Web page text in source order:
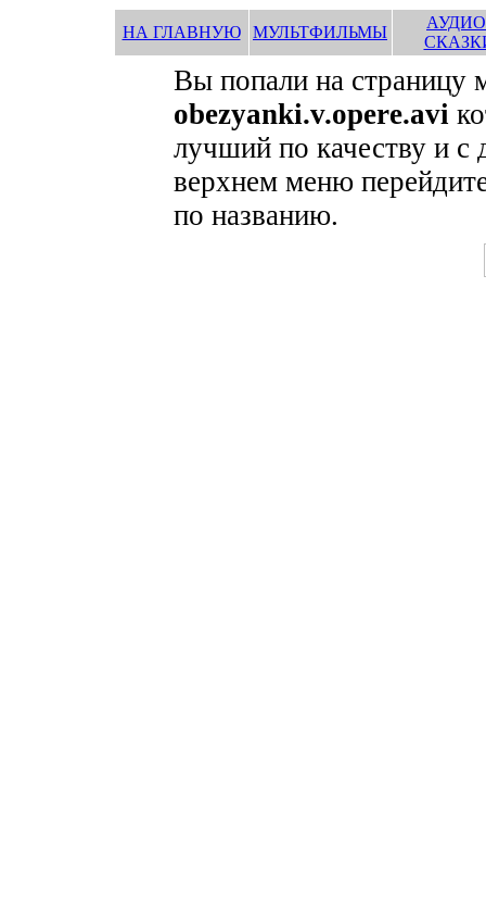
НА ГЛАВНУЮ МУЛЬТФИЛЬМЫ
Вы попали на страницу
obezyanki.v.opere.avi
лучший по качеству и
верхнем меню
по названию.